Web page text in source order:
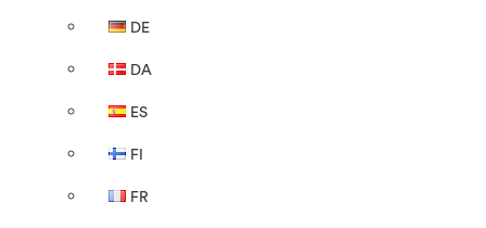
DE
DA
ES
FI
FR